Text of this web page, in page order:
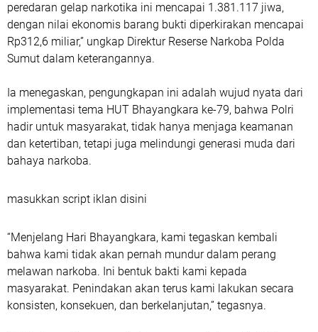
peredaran gelap narkotika ini mencapai 1.381.117 jiwa,
dengan nilai ekonomis barang bukti diperkirakan mencapai
Rp312,6 miliar,” ungkap Direktur Reserse Narkoba Polda
Sumut dalam keterangannya.
Ia menegaskan, pengungkapan ini adalah wujud nyata dari
implementasi tema HUT Bhayangkara ke-79, bahwa Polri
hadir untuk masyarakat, tidak hanya menjaga keamanan
dan ketertiban, tetapi juga melindungi generasi muda dari
bahaya narkoba.
masukkan script iklan disini
“Menjelang Hari Bhayangkara, kami tegaskan kembali
bahwa kami tidak akan pernah mundur dalam perang
melawan narkoba. Ini bentuk bakti kami kepada
masyarakat. Penindakan akan terus kami lakukan secara
konsisten, konsekuen, dan berkelanjutan,” tegasnya.